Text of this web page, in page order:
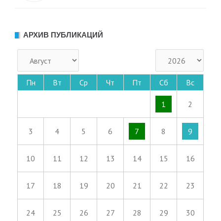
АРХИВ ПУБЛИКАЦИЙ
Пн Вт Ср Чт Пт Сб Вс
1 2
3 4 5 6 7 8 9
10 11 12 13 14 15 16
17 18 19 20 21 22 23
24 25 26 27 28 29 30